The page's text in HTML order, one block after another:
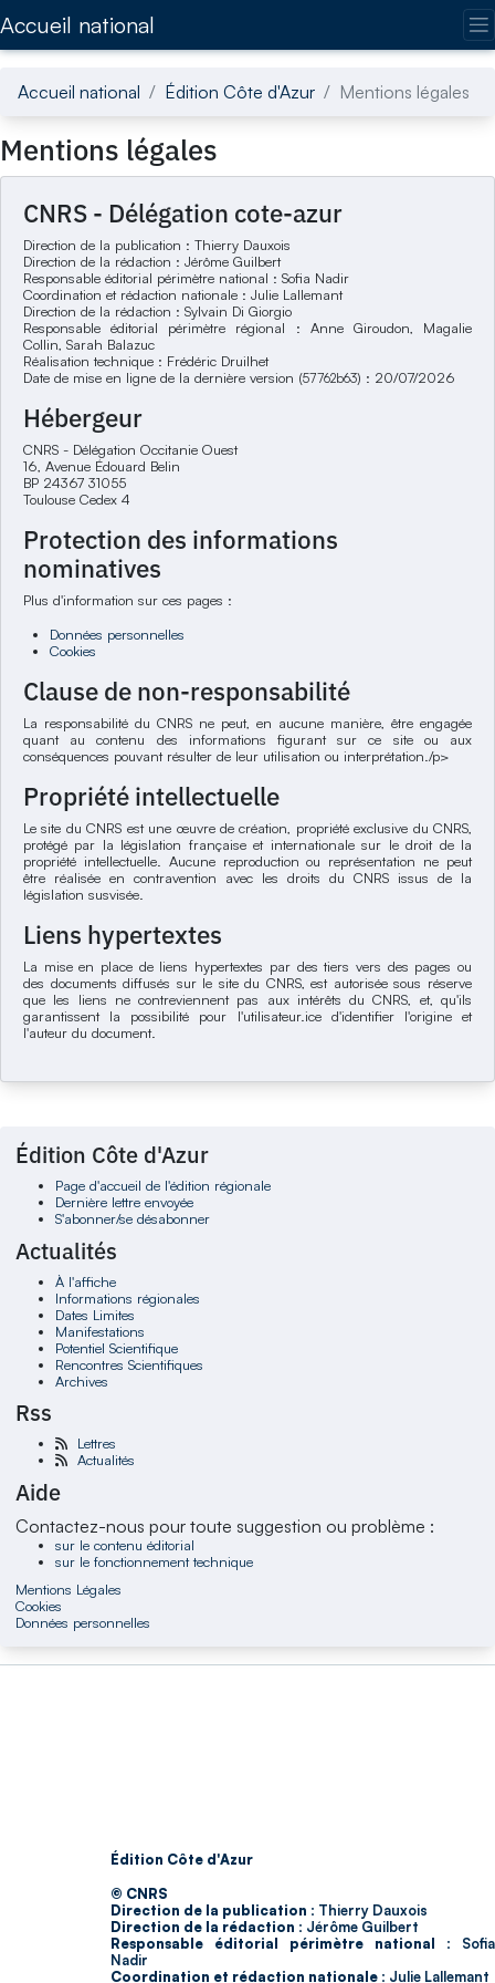
Accueil national
Accueil national Édition Côte d'Azur Mentions légales
Mentions légales
CNRS - Délégation cote-azur
Direction de la publication : Thierry Dauxois
Direction de la rédaction : Jérôme Guilbert
Responsable éditorial périmètre national : Sofia Nadir
Coordination et rédaction nationale : Julie Lallemant
Direction de la rédaction : Sylvain Di Giorgio
Responsable éditorial périmètre régional : Anne Giroudon, Magalie
Collin, Sarah Balazuc
Réalisation technique : Frédéric Druilhet
Date de mise en ligne de la dernière version (57762b63) : 20/07/2026
Hébergeur
CNRS - Délégation Occitanie Ouest
16, Avenue Édouard Belin
BP 24367 31055
Toulouse Cedex 4
Protection des informations
nominatives
Plus d'information sur ces pages :
Données personnelles
Cookies
Clause de non-responsabilité
La responsabilité du CNRS ne peut, en aucune manière, être engagée
quant au contenu des informations figurant sur ce site ou aux
conséquences pouvant résulter de leur utilisation ou interprétation./p>
Propriété intellectuelle
Le site du CNRS est une œuvre de création, propriété exclusive du CNRS,
protégé par la législation française et internationale sur le droit de la
propriété intellectuelle. Aucune reproduction ou représentation ne peut
être réalisée en contravention avec les droits du CNRS issus de la
législation susvisée.
Liens hypertextes
La mise en place de liens hypertextes par des tiers vers des pages ou
des documents diffusés sur le site du CNRS, est autorisée sous réserve
que les liens ne contreviennent pas aux intérêts du CNRS, et, qu'ils
garantissent la possibilité pour l'utilisateur.ice d'identifier l'origine et
l'auteur du document.
Édition Côte d'Azur
Page d'accueil de l'édition régionale
Dernière lettre envoyée
S'abonner/se désabonner
Actualités
À l'affiche
Informations régionales
Dates Limites
Manifestations
Potentiel Scientifique
Rencontres Scientifiques
Archives
Rss
Lettres
Actualités
Aide
Contactez-nous pour toute suggestion ou problème :
sur le contenu éditorial
sur le fonctionnement technique
Mentions Légales
Cookies
Données personnelles
Édition Côte d'Azur
© CNRS
Direction de la publication : Thierry Dauxois
Direction de la rédaction : Jérôme Guilbert
Responsable éditorial périmètre national : Sofia
Nadir
Coordination et rédaction nationale : Julie Lallemant